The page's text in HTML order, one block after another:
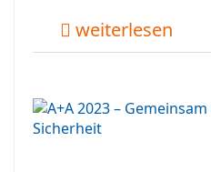
weiterlesen